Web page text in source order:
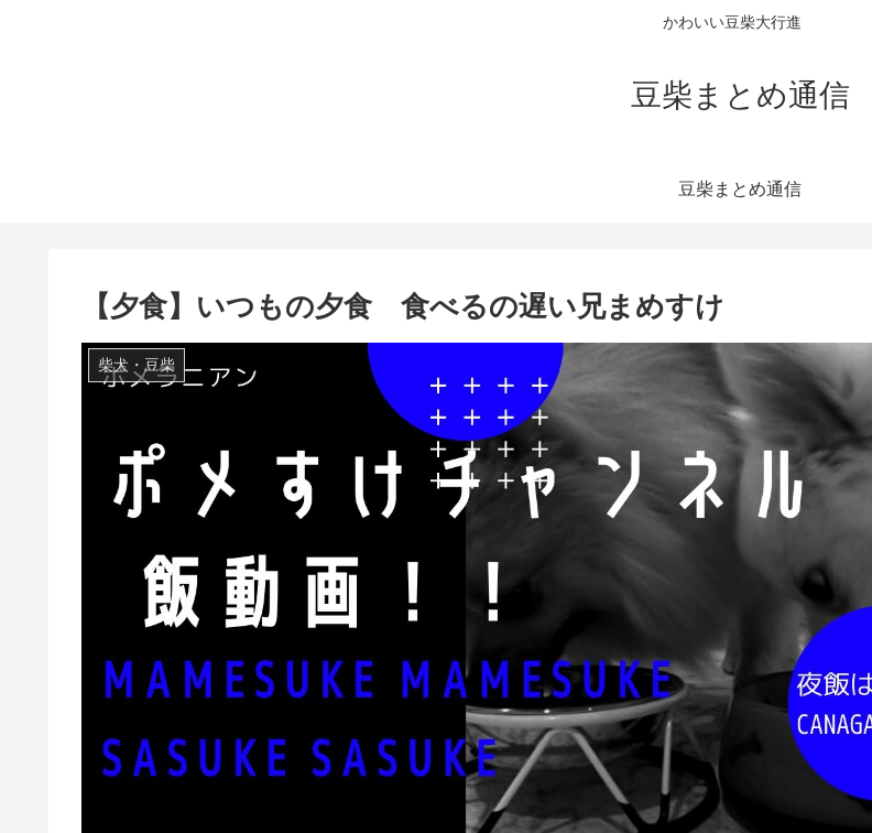
かわいい豆柴大行進
豆柴まとめ通信
豆柴まとめ通信
【夕食】いつもの夕食 食べるの遅い兄まめすけ
柴犬・豆柴